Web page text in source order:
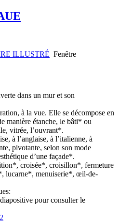
ILLUSTRÉ Fenêtre
dans un mur et son
à la vue. Elle se décompose en
manière étanche, le bâti* ou
vitrée, l’ouvrant*.
à l’anglaise, à l’italienne, à
pivotante, selon son mode
d’une façade*.
croisée*, croisillon*, fermeture
lucarne*, menuiserie*, œil-de-
pour consulter le